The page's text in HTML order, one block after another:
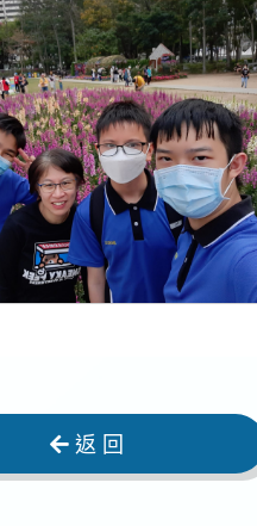
返 回